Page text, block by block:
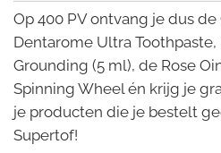
Op 400 PV ontvang je dus de
Dentarome Ultra Toothpaste,
Grounding (5 ml), de Rose
Spinning Wheel én krijg je
je producten die je bestelt
Supertof!